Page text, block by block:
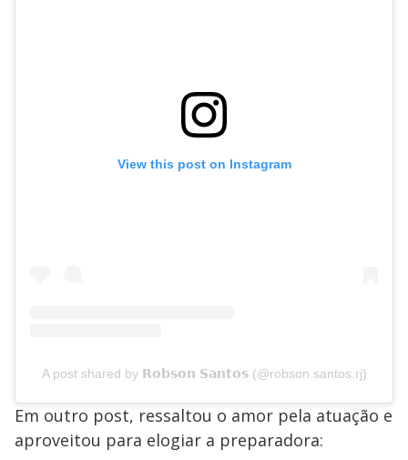
View this post on Instagram
A post shared by 𝗥𝗼𝗯𝘀𝗼𝗻 𝗦𝗮𝗻𝘁𝗼𝘀 (@robson.santos.rj)
Em outro post, ressaltou o amor pela atuação e
aproveitou para elogiar a preparadora: